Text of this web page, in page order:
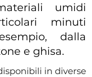
umidi
minuti
dalla
e ghisa.
in diverse